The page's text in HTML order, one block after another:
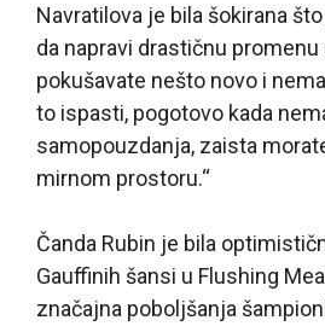
Navratilova je bila šokirana
da napravi drastičnu promenu
pokušavate nešto novo i
to ispasti, pogotovo kada
samopouzdanja, zaista
mirnom prostoru.“
Čanda Rubin je bila
Gauffinih šansi u Flushing
značajna poboljšanja